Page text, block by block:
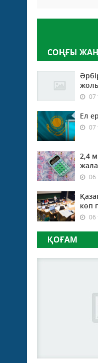
СОҢҒЫ
07
Ел
07
2,4
06
көп
06
ҚОҒАМ